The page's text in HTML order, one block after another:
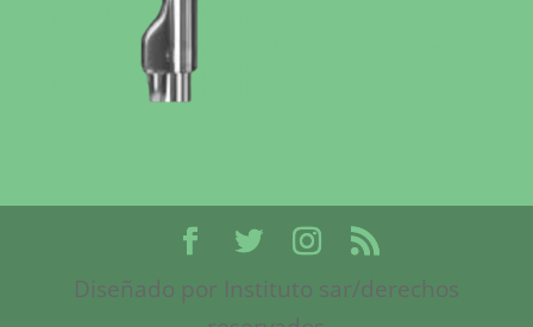
Diseñado por Instituto sar/derechos